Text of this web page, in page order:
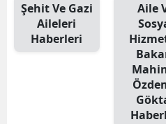
Şehit Ve Gazi
Aileleri
Haberleri
Aile